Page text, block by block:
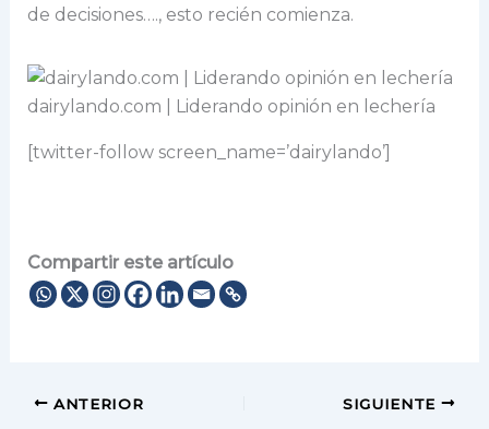
de decisiones…., esto recién comienza.
dairylando.com | Liderando opinión en lechería
[twitter-follow screen_name=’dairylando’]
Compartir este artículo
ANTERIOR SIGUIENTE